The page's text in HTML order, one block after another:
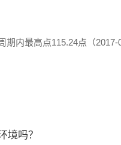
内最高点115.24点（
境吗？